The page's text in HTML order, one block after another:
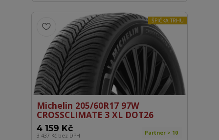
ŠPIČKA TRHU
Michelin 205/60R17 97W
CROSSCLIMATE 3 XL DOT26
4 159 Kč
3 437 Kč bez DPH Partner > 10